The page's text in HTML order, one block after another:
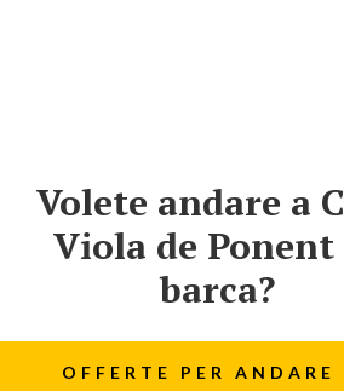
Volete andare a
Viola de
barca?
OFFERTE PER ANDARE